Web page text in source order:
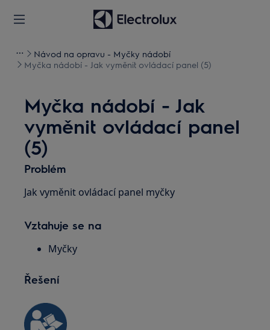
Návod na opravu - Myčky nádobí
Myčka nádobí - Jak vyměnit ovládací panel (5)
Myčka nádobí - Jak
vyměnit ovládací panel
(5)
Problém
Jak vyměnit ovládací panel myčky
Vztahuje se na
Myčky
Řešení